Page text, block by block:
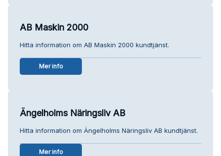
AB Maskin 2000
Hitta information om AB Maskin 2000 kundtjänst.
Mer info
Ängelholms Näringsliv AB
Hitta information om Ängelholms Näringsliv AB kundtjänst.
Mer info